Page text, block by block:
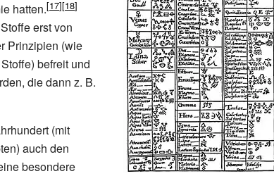
hatten.
erst von
Prinzipien (wie
befreit und
die dann z. B.
(mit
auch den
besondere